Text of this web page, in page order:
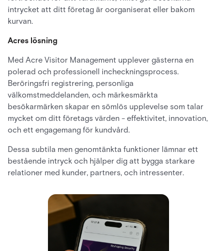
intrycket att ditt företag är oorganiserat eller bakom
kurvan.
Acres lösning
Med Acre Visitor Management upplever gästerna en
polerad och professionell incheckningsprocess.
Beröringsfri registrering, personliga
välkomstmeddelanden, och märkesmärkta
besökarmärken skapar en sömlös upplevelse som talar
mycket om ditt företags värden - effektivitet, innovation,
och ett engagemang för kundvård.
Dessa subtila men genomtänkta funktioner lämnar ett
bestående intryck och hjälper dig att bygga starkare
relationer med kunder, partners, och intressenter.